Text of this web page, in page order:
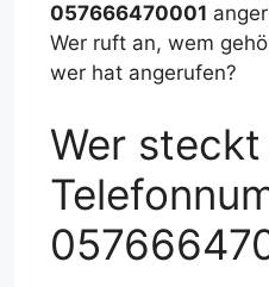
057666470001
Wer ruft an, wem
wer hat angerufen?
Wer